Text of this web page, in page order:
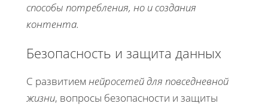
способы потребления, но и создания
контента.
Безопасность и защита данных
С развитием нейросетей для повседневной
жизни, вопросы безопасности и защиты